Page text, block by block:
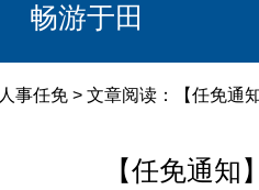
畅游于田
人事任免 > 文章阅读：【任免通
【任免通